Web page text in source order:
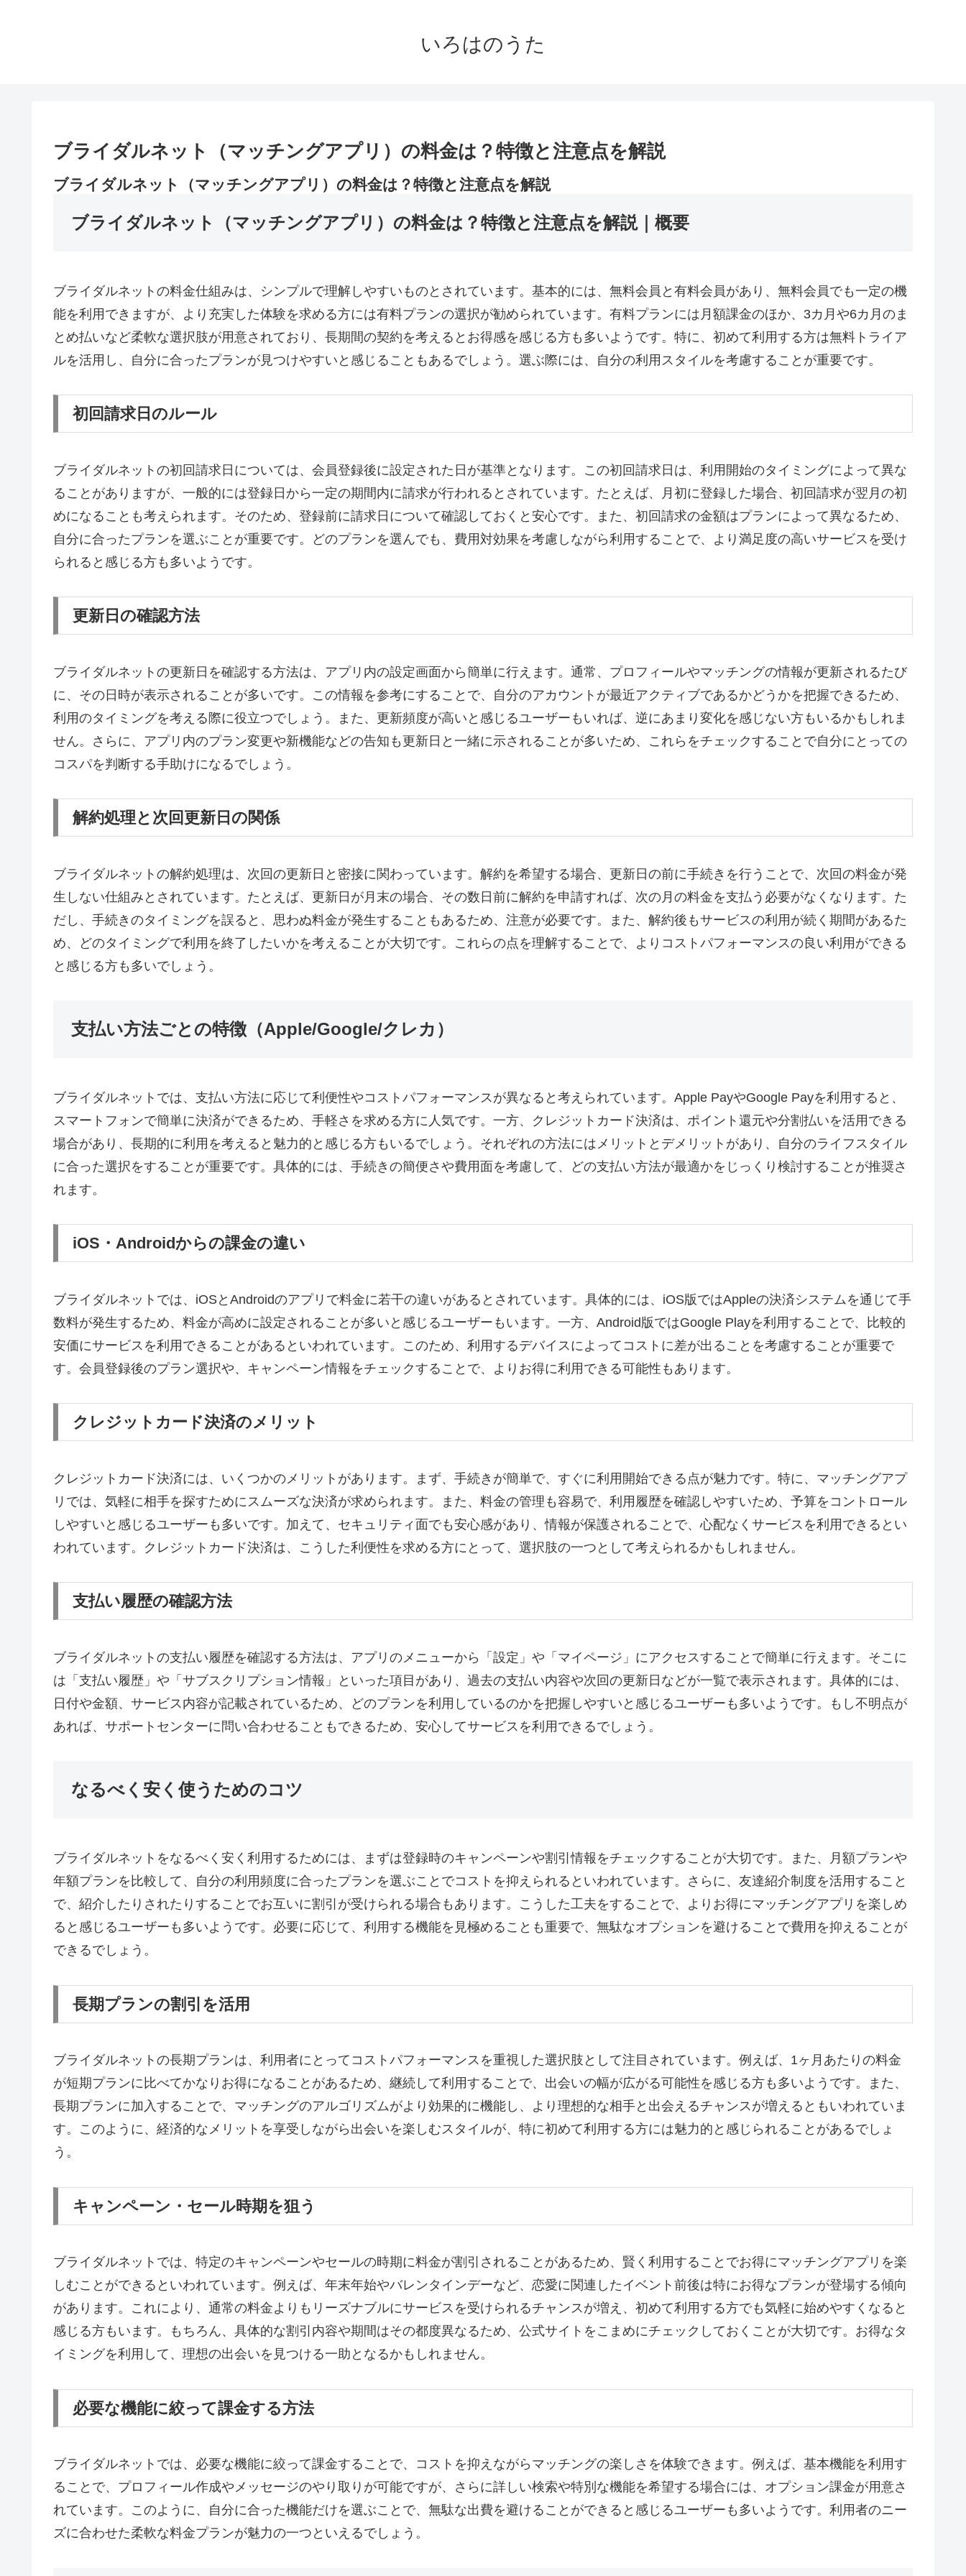
いろはのうた
ブライダルネット（マッチングアプリ）の料金は？特徴と注意点を解説
ブライダルネット（マッチングアプリ）の料金は？特徴と注意点を解説
ブライダルネット（マッチングアプリ）の料金は？特徴と注意点を解説｜概要
ブライダルネットの料金仕組みは、シンプルで理解しやすいものとされています。基本的には、無料会員と有料会員があり、無料会員でも一定の機
能を利用できますが、より充実した体験を求める方には有料プランの選択が勧められています。有料プランには月額課金のほか、3カ月や6カ月のま
とめ払いなど柔軟な選択肢が用意されており、長期間の契約を考えるとお得感を感じる方も多いようです。特に、初めて利用する方は無料トライア
ルを活用し、自分に合ったプランが見つけやすいと感じることもあるでしょう。選ぶ際には、自分の利用スタイルを考慮することが重要です。
初回請求日のルール
ブライダルネットの初回請求日については、会員登録後に設定された日が基準となります。この初回請求日は、利用開始のタイミングによって異な
ることがありますが、一般的には登録日から一定の期間内に請求が行われるとされています。たとえば、月初に登録した場合、初回請求が翌月の初
めになることも考えられます。そのため、登録前に請求日について確認しておくと安心です。また、初回請求の金額はプランによって異なるため、
自分に合ったプランを選ぶことが重要です。どのプランを選んでも、費用対効果を考慮しながら利用することで、より満足度の高いサービスを受け
られると感じる方も多いようです。
更新日の確認方法
ブライダルネットの更新日を確認する方法は、アプリ内の設定画面から簡単に行えます。通常、プロフィールやマッチングの情報が更新されるたび
に、その日時が表示されることが多いです。この情報を参考にすることで、自分のアカウントが最近アクティブであるかどうかを把握できるため、
利用のタイミングを考える際に役立つでしょう。また、更新頻度が高いと感じるユーザーもいれば、逆にあまり変化を感じない方もいるかもしれま
せん。さらに、アプリ内のプラン変更や新機能などの告知も更新日と一緒に示されることが多いため、これらをチェックすることで自分にとっての
コスパを判断する手助けになるでしょう。
解約処理と次回更新日の関係
ブライダルネットの解約処理は、次回の更新日と密接に関わっています。解約を希望する場合、更新日の前に手続きを行うことで、次回の料金が発
生しない仕組みとされています。たとえば、更新日が月末の場合、その数日前に解約を申請すれば、次の月の料金を支払う必要がなくなります。た
だし、手続きのタイミングを誤ると、思わぬ料金が発生することもあるため、注意が必要です。また、解約後もサービスの利用が続く期間があるた
め、どのタイミングで利用を終了したいかを考えることが大切です。これらの点を理解することで、よりコストパフォーマンスの良い利用ができる
と感じる方も多いでしょう。
支払い方法ごとの特徴（Apple/Google/クレカ）
ブライダルネットでは、支払い方法に応じて利便性やコストパフォーマンスが異なると考えられています。Apple PayやGoogle Payを利用すると、
スマートフォンで簡単に決済ができるため、手軽さを求める方に人気です。一方、クレジットカード決済は、ポイント還元や分割払いを活用できる
場合があり、長期的に利用を考えると魅力的と感じる方もいるでしょう。それぞれの方法にはメリットとデメリットがあり、自分のライフスタイル
に合った選択をすることが重要です。具体的には、手続きの簡便さや費用面を考慮して、どの支払い方法が最適かをじっくり検討することが推奨さ
れます。
iOS・Androidからの課金の違い
ブライダルネットでは、iOSとAndroidのアプリで料金に若干の違いがあるとされています。具体的には、iOS版ではAppleの決済システムを通じて手
数料が発生するため、料金が高めに設定されることが多いと感じるユーザーもいます。一方、Android版ではGoogle Playを利用することで、比較的
安価にサービスを利用できることがあるといわれています。このため、利用するデバイスによってコストに差が出ることを考慮することが重要で
す。会員登録後のプラン選択や、キャンペーン情報をチェックすることで、よりお得に利用できる可能性もあります。
クレジットカード決済のメリット
クレジットカード決済には、いくつかのメリットがあります。まず、手続きが簡単で、すぐに利用開始できる点が魅力です。特に、マッチングアプ
リでは、気軽に相手を探すためにスムーズな決済が求められます。また、料金の管理も容易で、利用履歴を確認しやすいため、予算をコントロール
しやすいと感じるユーザーも多いです。加えて、セキュリティ面でも安心感があり、情報が保護されることで、心配なくサービスを利用できるとい
われています。クレジットカード決済は、こうした利便性を求める方にとって、選択肢の一つとして考えられるかもしれません。
支払い履歴の確認方法
ブライダルネットの支払い履歴を確認する方法は、アプリのメニューから「設定」や「マイページ」にアクセスすることで簡単に行えます。そこに
は「支払い履歴」や「サブスクリプション情報」といった項目があり、過去の支払い内容や次回の更新日などが一覧で表示されます。具体的には、
日付や金額、サービス内容が記載されているため、どのプランを利用しているのかを把握しやすいと感じるユーザーも多いようです。もし不明点が
あれば、サポートセンターに問い合わせることもできるため、安心してサービスを利用できるでしょう。
なるべく安く使うためのコツ
ブライダルネットをなるべく安く利用するためには、まずは登録時のキャンペーンや割引情報をチェックすることが大切です。また、月額プランや
年額プランを比較して、自分の利用頻度に合ったプランを選ぶことでコストを抑えられるといわれています。さらに、友達紹介制度を活用すること
で、紹介したりされたりすることでお互いに割引が受けられる場合もあります。こうした工夫をすることで、よりお得にマッチングアプリを楽しめ
ると感じるユーザーも多いようです。必要に応じて、利用する機能を見極めることも重要で、無駄なオプションを避けることで費用を抑えることが
できるでしょう。
長期プランの割引を活用
ブライダルネットの長期プランは、利用者にとってコストパフォーマンスを重視した選択肢として注目されています。例えば、1ヶ月あたりの料金
が短期プランに比べてかなりお得になることがあるため、継続して利用することで、出会いの幅が広がる可能性を感じる方も多いようです。また、
長期プランに加入することで、マッチングのアルゴリズムがより効果的に機能し、より理想的な相手と出会えるチャンスが増えるともいわれていま
す。このように、経済的なメリットを享受しながら出会いを楽しむスタイルが、特に初めて利用する方には魅力的と感じられることがあるでしょ
う。
キャンペーン・セール時期を狙う
ブライダルネットでは、特定のキャンペーンやセールの時期に料金が割引されることがあるため、賢く利用することでお得にマッチングアプリを楽
しむことができるといわれています。例えば、年末年始やバレンタインデーなど、恋愛に関連したイベント前後は特にお得なプランが登場する傾向
があります。これにより、通常の料金よりもリーズナブルにサービスを受けられるチャンスが増え、初めて利用する方でも気軽に始めやすくなると
感じる方もいます。もちろん、具体的な割引内容や期間はその都度異なるため、公式サイトをこまめにチェックしておくことが大切です。お得なタ
イミングを利用して、理想の出会いを見つける一助となるかもしれません。
必要な機能に絞って課金する方法
ブライダルネットでは、必要な機能に絞って課金することで、コストを抑えながらマッチングの楽しさを体験できます。例えば、基本機能を利用す
ることで、プロフィール作成やメッセージのやり取りが可能ですが、さらに詳しい検索や特別な機能を希望する場合には、オプション課金が用意さ
れています。このように、自分に合った機能だけを選ぶことで、無駄な出費を避けることができると感じるユーザーも多いようです。利用者のニー
ズに合わせた柔軟な料金プランが魅力の一つといえるでしょう。